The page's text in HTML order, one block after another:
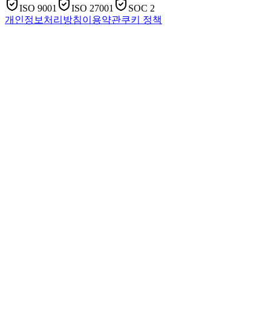
ISO 9001 ISO 27001
SOC 2
개인정보처리방침이용약관쿠키 정책